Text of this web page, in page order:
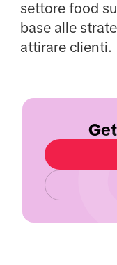
settore food
base alle
attirare clienti.